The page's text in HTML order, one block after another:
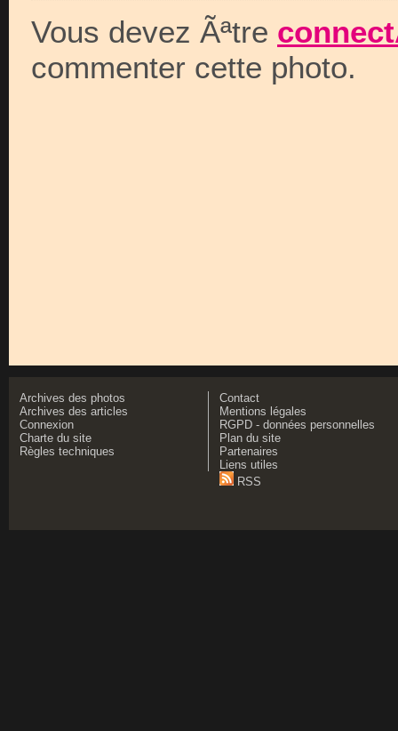
Vous devez Ãªtre
commenter cette photo.
Archives des photos
Archives des articles
Connexion
Charte du site
Règles techniques
Contact
Mentions légales
RGPD - données personnelles
Plan du site
Partenaires
Liens utiles
RSS